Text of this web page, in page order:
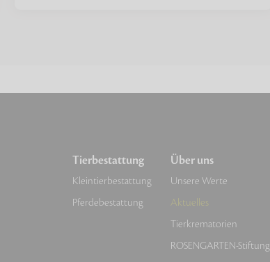
Tierbestattung
Kleintierbestattung
Pferdebestattung
Über uns
Unsere Werte
Aktuelles
Tierkrematorien
ROSENGARTEN-Stiftung